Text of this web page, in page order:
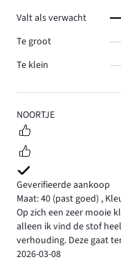
3
NOORTJE
Geverifieerde aankoop
Maat: 40 (past goed) ,
Op zich een zeer mooie
alleen ik vind de stof
verhouding. Deze gaat
2026-03-08
Valt als verwacht
Te groot
Te klein